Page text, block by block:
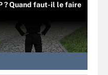
? Quand faut-il le faire